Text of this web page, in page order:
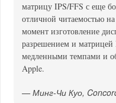
матрицу IPS/FFS с еще
отличной читаемостью
момент изготовление
разрешением и
медленными темпами и
Apple.
— Минг-Чи Куо,